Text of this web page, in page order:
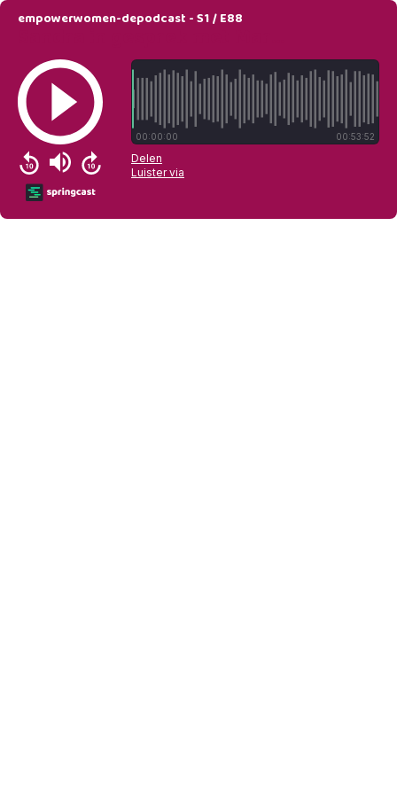
empowerwomen-depodcast - S1 / E88
Springcast Logo
00:00:00 00:53:52
Delen
Luister via